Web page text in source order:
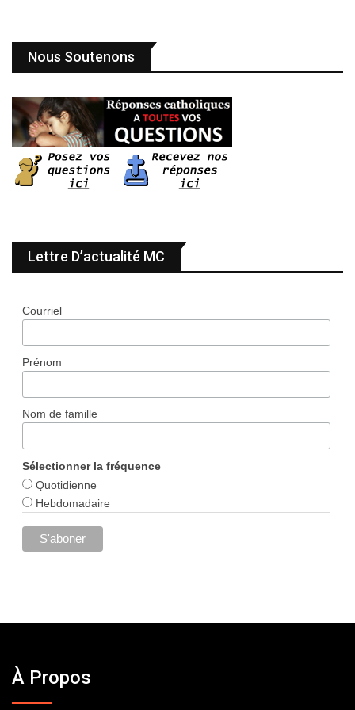
Nous Soutenons
Lettre D’actualité MC
Courriel
Prénom
Nom de famille
Sélectionner la fréquence
Quotidienne
Hebdomadaire
À Propos